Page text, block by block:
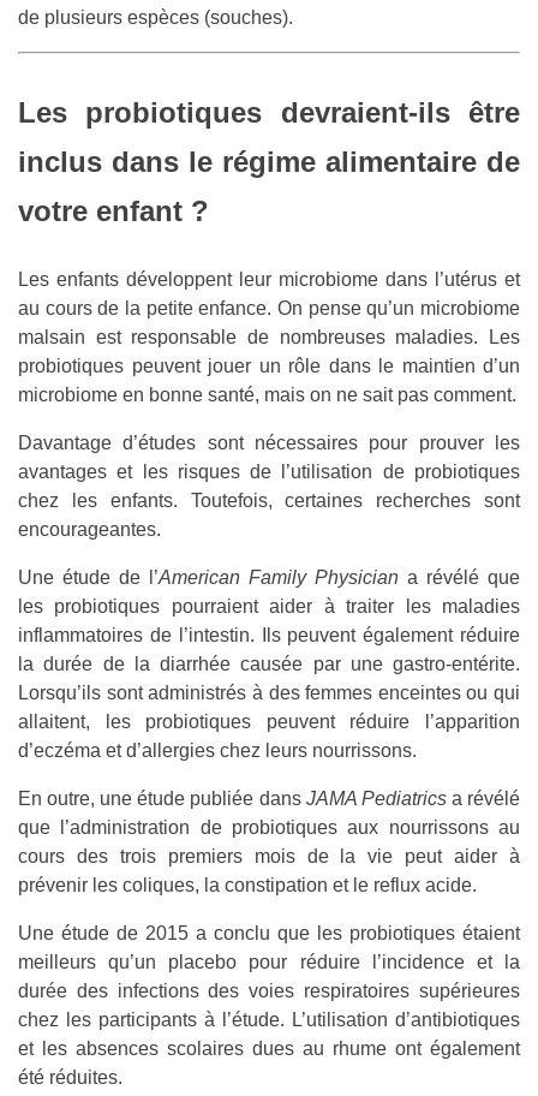
de plusieurs espèces (souches).
Les probiotiques devraient-ils être
inclus dans le régime alimentaire de
votre enfant ?
Les enfants développent leur microbiome dans l’utérus et
au cours de la petite enfance. On pense qu’un microbiome
malsain est responsable de nombreuses maladies. Les
probiotiques peuvent jouer un rôle dans le maintien d’un
microbiome en bonne santé, mais on ne sait pas comment.
Davantage d’études sont nécessaires pour prouver les
avantages et les risques de l’utilisation de probiotiques
chez les enfants. Toutefois, certaines recherches sont
encourageantes.
Une étude de l’American Family Physician a révélé que
les probiotiques pourraient aider à traiter les maladies
inflammatoires de l’intestin. Ils peuvent également réduire
la durée de la diarrhée causée par une gastro-entérite.
Lorsqu’ils sont administrés à des femmes enceintes ou qui
allaitent, les probiotiques peuvent réduire l’apparition
d’eczéma et d’allergies chez leurs nourrissons.
En outre, une étude publiée dans JAMA Pediatricsa révélé
que l’administration de probiotiques aux nourrissons au
cours des trois premiers mois de la vie peut aider à
prévenir les coliques, la constipation et le reflux acide.
Une étude de 2015 a conclu que les probiotiques étaient
meilleurs qu’un placebo pour réduire l’incidence et la
durée des infections des voies respiratoires supérieures
chez les participants à l’étude. L’utilisation d’antibiotiques
et les absences scolaires dues au rhume ont également
été réduites.